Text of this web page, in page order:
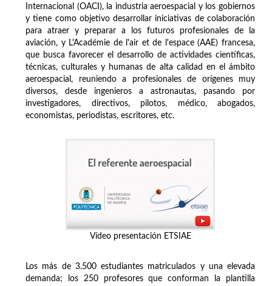
Internacional (OACI), la industria aeroespacial y los gobiernos
y tiene como objetivo desarrollar iniciativas de colaboración
para atraer y preparar a los futuros profesionales de la
aviación, y L'Académie de l'air et de l'espace (AAE) francesa,
que busca favorecer el desarrollo de actividades científicas,
técnicas, culturales y humanas de alta calidad en el ámbito
aeroespacial, reuniendo a profesionales de orígenes muy
diversos, desde ingenieros a astronautas, pasando por
investigadores, directivos, pilotos, médico, abogados,
economistas, periodistas, escritores, etc.
Vídeo presentación ETSIAE
Los más de 3.500 estudiantes matriculados y una elevada
demanda; los 250 profesores que conforman la plantilla